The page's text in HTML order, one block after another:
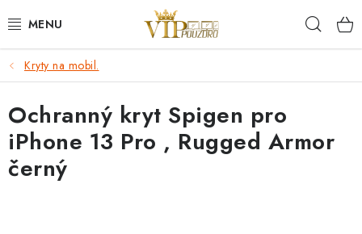
na
KRYTY NA MOBIL.
OCHRANA DISPLEJE - SKLO A FÓLIE
KABELY A NABÍJEČKY
Kryty na mobil.
Ochranný kryt Spigen pro
iPhone 13 Pro , Rugged Armor
černý